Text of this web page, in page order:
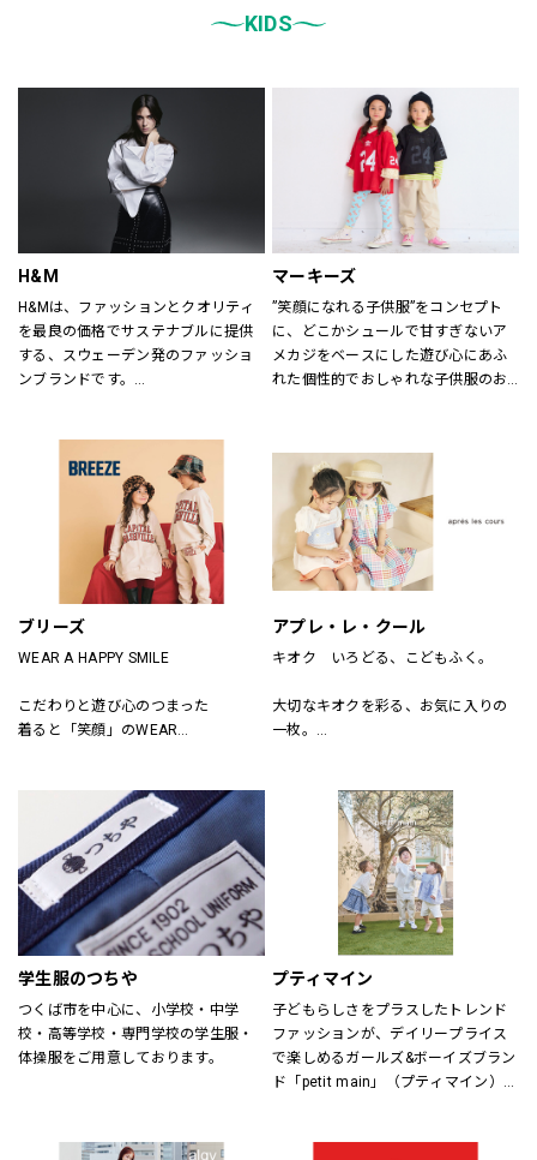
を取り戻す力になりたいと考えてい
などをゾーンに分けて配置し、広
す。
どうぞご来店ください。
KIDS
H&M
H&Mは、ファッションとクオリティ
を最良の価格でサステナブルに提供
する、スウェーデン発のファッショ
ンブランドです。
さまをお迎えしています。
H&Mお問い合わせ窓口:
https://lin.ee/k1gDN7M（LINEでの
お問い合わせ）
マーキーズ
”笑顔になれる子供服”をコンセプト
に、どこかシュールで甘すぎないア
メカジをベースにした遊び心にあふ
れた個性的でおしゃれな子供服のお
ブリーズ
WEAR A HAPPY SMILE
こだわりと遊び心のつまった
着ると「笑顔」のWEAR
アプレ・レ・クール
キオク　いろどる、こどもふく。
大切なキオクを彩る、お気に入りの
一枚。
日々を　トクベツに過ごせるそんな
「一枚」をお届けします。
学生服のつちや
つくば市を中心に、小学校・中学
校・高等学校・専門学校の学生服・
体操服をご用意しております。
プティマイン
子どもらしさをプラスしたトレンド
ファッションが、デイリープライス
で楽しめるガールズ&ボーイズブラン
ド「petit main」（プティマイン）。